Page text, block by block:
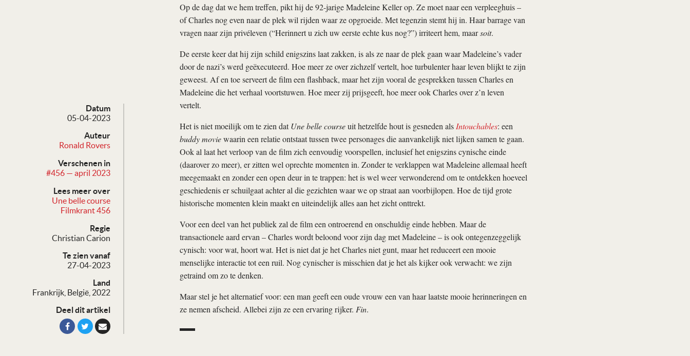
Datum
05-04-2023
Auteur
Ronald Rovers
Verschenen in
#456 — april 2023
Lees meer over
Une belle course
Filmkrant 456
Regie
Christian Carion
Te zien vanaf
27-04-2023
Land
Frankrijk, België, 2022
Deel dit artikel
Op de dag dat we hem treffen, pikt hij de 92-jarige Madeleine Keller op. Ze moet naar een verpleeghuis –
of Charles nog even naar de plek wil rijden waar ze opgroeide. Met tegenzin stemt hij in. Haar barrage van
vragen naar zijn privéleven (“Herinnert u zich uw eerste echte kus nog?”) irriteert hem, maarsoit.
De eerste keer dat hij zijn schild enigszins laat zakken, is als ze naar de plek gaan waar Madeleine’s vader
door de nazi’s werd geëxecuteerd. Hoe meer ze over zichzelf vertelt, hoe turbulenter haar leven blijkt te zijn
geweest. Af en toe serveert de film een flashback, maar het zijn vooral de gesprekken tussen Charles en
Madeleine die het verhaal voortstuwen. Hoe meer zij prijsgeeft, hoe meer ook Charles over z’n leven
vertelt.
Het is niet moeilijk om te zien datUne belle courseuit hetzelfde hout is gesneden als Intouchables: een
buddy moviewaarin een relatie ontstaat tussen twee personages die aanvankelijk niet lijken samen te gaan.
Ook al laat het verloop van de film zich eenvoudig voorspellen, inclusief het enigszins cynische einde
(daarover zo meer), er zitten wel oprechte momenten in. Zonder te verklappen wat Madeleine allemaal heeft
meegemaakt en zonder een open deur in te trappen: het is wel weer verwonderend om te ontdekken hoeveel
geschiedenis er schuilgaat achter al die gezichten waar we op straat aan voorbijlopen. Hoe de tijd grote
historische momenten klein maakt en uiteindelijk alles aan het zicht onttrekt.
Voor een deel van het publiek zal de film een ontroerend en onschuldig einde hebben. Maar de
transactionele aard ervan – Charles wordt beloond voor zijn dag met Madeleine – is ook ontegenzeggelijk
cynisch: voor wat, hoort wat. Het is niet dat je het Charles niet gunt, maar het reduceert een mooie
menselijke interactie tot een ruil. Nog cynischer is misschien dat je het als kijker ook verwacht: we zijn
getraind om zo te denken.
Maar stel je het alternatief voor: een man geeft een oude vrouw een van haar laatste mooie herinneringen en
ze nemen afscheid. Allebei zijn ze een ervaring rijker. Fin.